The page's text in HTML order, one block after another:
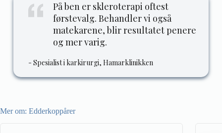
På ben er skleroterapi oftest
førstevalg. Behandler vi også
matekarene, blir resultatet penere
og mer varig.
- Spesialist i karkirurgi, Hamarklinikken
Mer om: Edderkoppårer